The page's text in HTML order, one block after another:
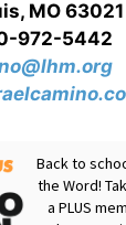
MO 63021
972-5442